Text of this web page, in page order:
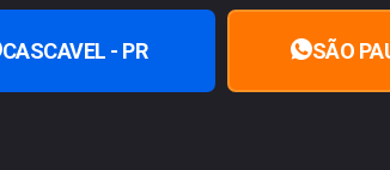
CASCAVEL - PR SÃO